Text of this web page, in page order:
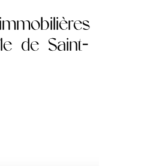
de Saint-